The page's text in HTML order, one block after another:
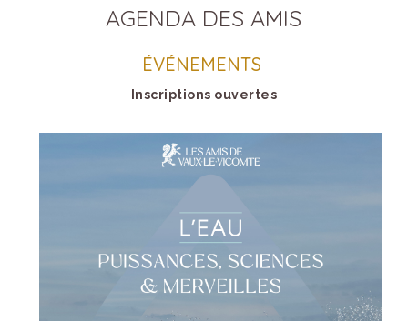
AGENDA DES AMIS
ÉVÉNEMENTS
Inscriptions ouvertes